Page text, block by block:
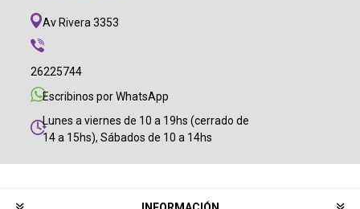
Av Rivera 3353
26225744
Escribinos por WhatsApp
Lunes a viernes de 10 a 19hs (cerrado de
14 a 15hs), Sábados de 10 a 14hs